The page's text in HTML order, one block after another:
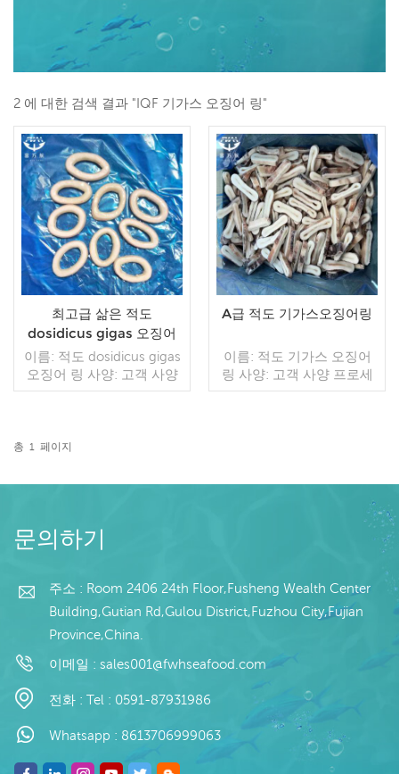
2 에 대한 검색 결과 "IQF 기가스 오징어 링"
최고급 삶은 적도
dosidicus gigas 오징어
링
이름: 적도 dosidicus gigas
오징어 링 사양: 고객 사양
과정: 삶은 글레이징: IQF
판매 모델: 도매/수출 최소.
피트 컨테이너 지불: 보자마
20일 이내 원산지: 중국 브
랜드: 푸 왕 행
A급 적도 기가스오징어링
이름: 적도 기가스 오징어
링 사양: 고객 사양 프로세
스: 스킨 온,컷 글레이징:
너 / 40피트 컨테이너 지불:
보자마자 TT / С확인된 취
소 불가능한 LC 배송: 입금
총 1 페이지
문의하기
주소 : Room 2406 24th Floor,Fusheng Wealth Center
Building,Gutian Rd,Gulou District,Fuzhou City,Fujian
Province,China.
이메일 : sales001@fwhseafood.com
전화 : Tel : 0591-87931986
Whatsapp : 8613706999063